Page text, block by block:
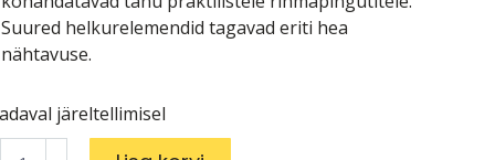
Suured helkurelemendid tagavad eriti hea
nähtavuse.
järeltellimisel